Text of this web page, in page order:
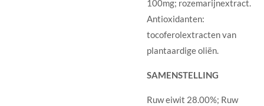
100mg; rozemarijnextract.
Antioxidanten:
tocoferolextracten van
plantaardige oliën.
SAMENSTELLING
Ruw eiwit 28.00%; Ruw